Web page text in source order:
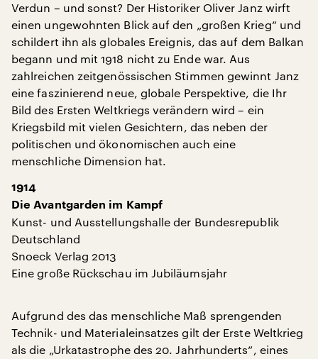
Verdun – und sonst? Der Historiker Oliver Janz wirft
einen ungewohnten Blick auf den „großen Krieg“ und
schildert ihn als globales Ereignis, das auf dem Balkan
begann und mit 1918 nicht zu Ende war. Aus
zahlreichen zeitgenössischen Stimmen gewinnt Janz
eine faszinierend neue, globale Perspektive, die Ihr
Bild des Ersten Weltkriegs verändern wird – ein
Kriegsbild mit vielen Gesichtern, das neben der
politischen und ökonomischen auch eine
menschliche Dimension hat.
1914
Die Avantgarden im Kampf
Kunst- und Ausstellungshalle der Bundesrepublik
Deutschland
Snoeck Verlag 2013
Eine große Rückschau im Jubiläumsjahr
Aufgrund des das menschliche Maß sprengenden
Technik- und Materialeinsatzes gilt der Erste Weltkrieg
als die „Urkatastrophe des 20. Jahrhunderts“, eines